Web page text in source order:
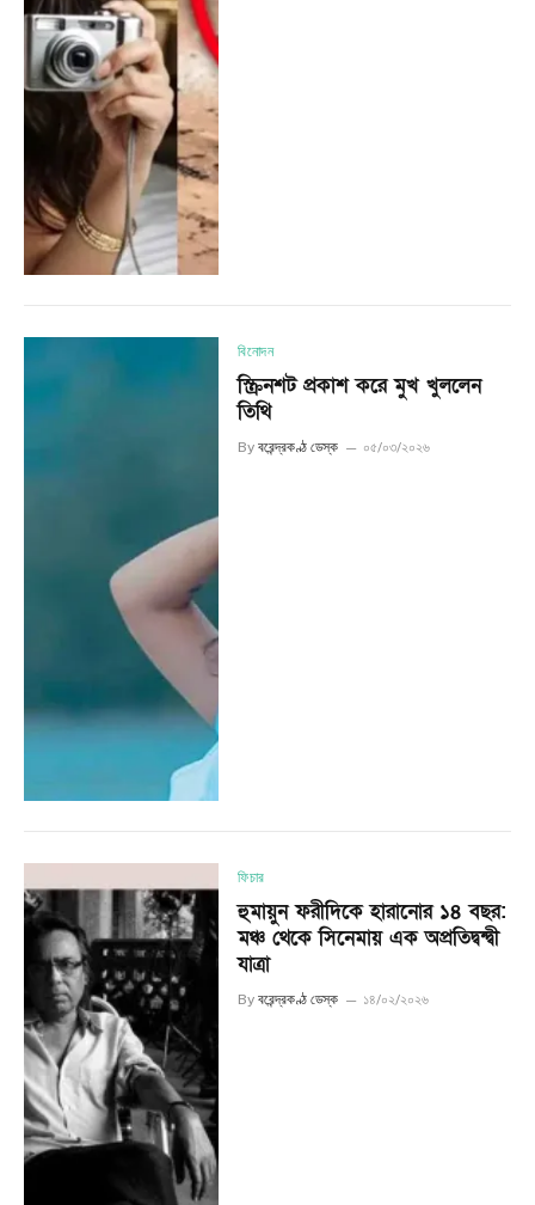
বিনোদন
স্ক্রিনশট প্রকাশ করে মুখ খুললেন
তিথি
By বরেন্দ্রকণ্ঠ ডেস্ক ০৫/০৩/২০২৬
ফিচার
হুমায়ুন ফরীদিকে হারানোর ১৪ বছর:
মঞ্চ থেকে সিনেমায় এক অপ্রতিদ্বন্দ্বী
যাত্রা
By বরেন্দ্রকণ্ঠ ডেস্ক ১৪/০২/২০২৬